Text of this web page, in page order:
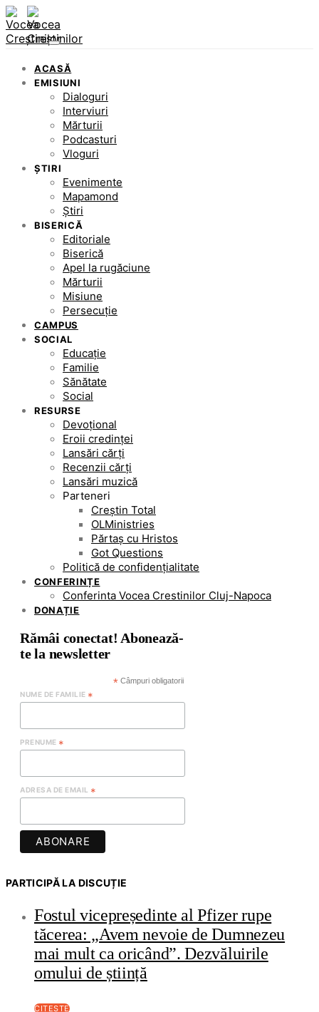
ACASĂ
EMISIUNI
Dialoguri
Interviuri
Mărturii
Podcasturi
Vloguri
ȘTIRI
Evenimente
Mapamond
Știri
BISERICĂ
Editoriale
Biserică
Apel la rugăciune
Mărturii
Misiune
Persecuție
CAMPUS
SOCIAL
Educație
Familie
Sănătate
Social
RESURSE
Devoțional
Eroii credinței
Lansări cărți
Recenzii cărți
Lansări muzică
Parteneri
Creștin Total
OLMinistries
Părtaș cu Hristos
Got Questions
Politică de confidențialitate
CONFERINȚE
Conferinta Vocea Crestinilor Cluj-Napoca
DONAȚIE
Rămâi conectat! Abonează-
te la newsletter
* Câmpuri obligatorii
NUME DE FAMILIE *
PRENUME *
ADRESA DE EMAIL *
PARTICIPĂ LA DISCUȚIE
Fostul vicepreședinte al Pfizer rupe
tăcerea: „Avem nevoie de Dumnezeu
mai mult ca oricând”. Dezvăluirile
omului de știință
CITEȘTE